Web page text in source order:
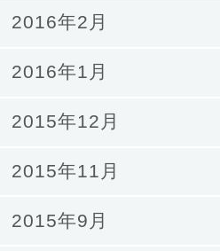
2016年2月
2016年1月
2015年12月
2015年11月
2015年9月